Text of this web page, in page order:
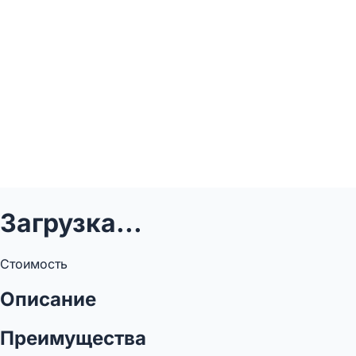
Загрузка...
Стоимость
Описание
Преимущества